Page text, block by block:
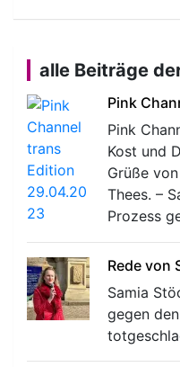
alle Beiträge
Pink
Pink
Kost und
Grüße
Thees. –
Prozess
Rede von
Samia
gegen